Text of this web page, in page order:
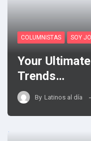
COLUMNISTAS SOY
Your
Trends…
By Latinos al día